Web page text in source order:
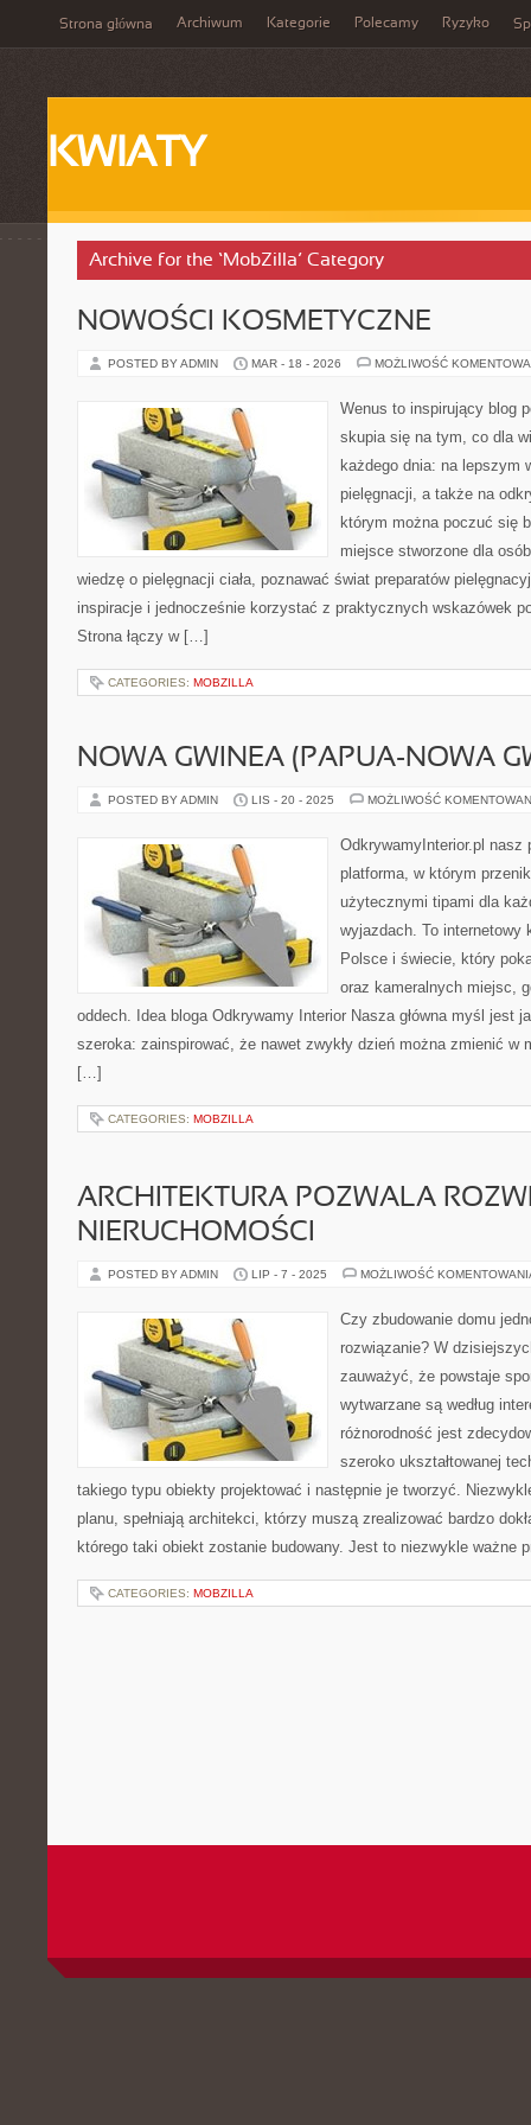
Strona główna Archiwum Kategorie Polecamy Ryzyko
KWIATY
Archive for the ‘MobZilla’ Category
NOWOŚCI KOSMETYCZNE
POSTED BY ADMIN MAR - 18 - 2026 MOŻLIWOŚĆ
Wenus to inspirujący blog
skupia się na tym, co dla
każdego dnia: na lepszym
pielęgnacji, a także na
którym można poczuć się
miejsce stworzone dla
wiedzę o pielęgnacji ciała, poznawać świat preparatów
inspiracje i jednocześnie korzystać z praktycznych wskazówek
Strona łączy w […]
CATEGORIES: MOBZILLA
NOWA GWINEA (PAPUA-NOWA
POSTED BY ADMIN LIS - 20 - 2025 MOŻLIWOŚĆ
OdkrywamyInterior.pl nasz
platforma, w którym
użytecznymi tipami dla
wyjazdach. To internetowy
Polsce i świecie, który
oraz kameralnych miejsc,
oddech. Idea bloga Odkrywamy Interior Nasza główna myśl jest
szeroka: zainspirować, że nawet zwykły dzień można zmienić w
[…]
CATEGORIES: MOBZILLA
ARCHITEKTURA POZWALA
NIERUCHOMOŚCI
POSTED BY ADMIN LIP - 7 - 2025 MOŻLIWOŚĆ
Czy zbudowanie domu
rozwiązanie? W
zauważyć, że powstaje
wytwarzane są według
różnorodność jest
szeroko ukształtowanej
takiego typu obiekty projektować i następnie je tworzyć.
planu, spełniają architekci, którzy muszą zrealizować bardzo
którego taki obiekt zostanie budowany. Jest to niezwykle ważne
CATEGORIES: MOBZILLA